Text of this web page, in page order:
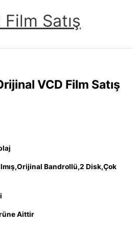
Satış
VCD Film Satış
Bandrollü,2 Disk,Çok
Aittir